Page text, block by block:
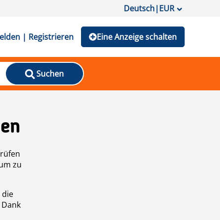
Deutsch|EUR
| Registrieren Eine Anzeige schalten
Suchen
zu
die